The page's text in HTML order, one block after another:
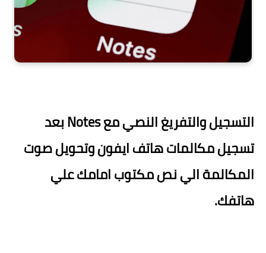
التسجيل والتفريغ النصي مع Notes بعد
تسجيل مكالمات هاتف ايفون وتحويل صوت
المكالمة الي نص مكتوب امامك علي
هاتفك.